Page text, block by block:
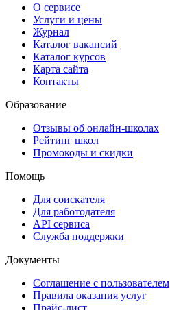
О сервисе
Услуги и цены
Журнал
Каталог вакансий
Каталог курсов
Карта сайта
Контакты
Образование
Отзывы об онлайн-школах
Рейтинг школ
Промокоды и скидки
Помощь
Для соискателя
Для работодателя
API сервиса
Служба поддержки
Документы
Соглашение с пользователем
Правила оказания услуг
Прайс-лист